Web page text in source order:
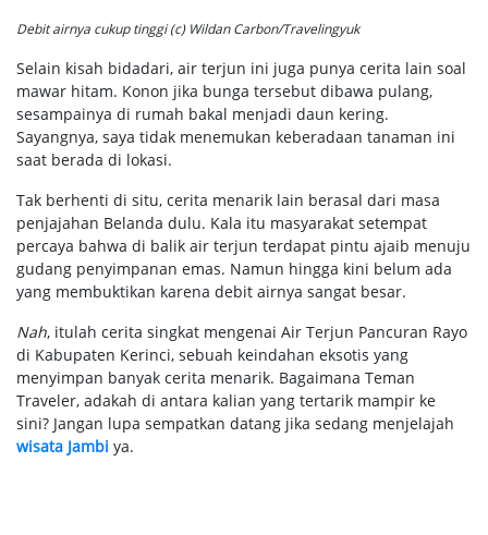
Debit airnya cukup tinggi (c) Wildan Carbon/Travelingyuk
Selain kisah bidadari, air terjun ini juga punya cerita lain soal
mawar hitam. Konon jika bunga tersebut dibawa pulang,
sesampainya di rumah bakal menjadi daun kering.
Sayangnya, saya tidak menemukan keberadaan tanaman ini
saat berada di lokasi.
Tak berhenti di situ, cerita menarik lain berasal dari masa
penjajahan Belanda dulu. Kala itu masyarakat setempat
percaya bahwa di balik air terjun terdapat pintu ajaib menuju
gudang penyimpanan emas. Namun hingga kini belum ada
yang membuktikan karena debit airnya sangat besar.
Nah, itulah cerita singkat mengenai Air Terjun Pancuran Rayo
di Kabupaten Kerinci, sebuah keindahan eksotis yang
menyimpan banyak cerita menarik. Bagaimana Teman
Traveler, adakah di antara kalian yang tertarik mampir ke
sini? Jangan lupa sempatkan datang jika sedang menjelajah
wisata Jambi ya.